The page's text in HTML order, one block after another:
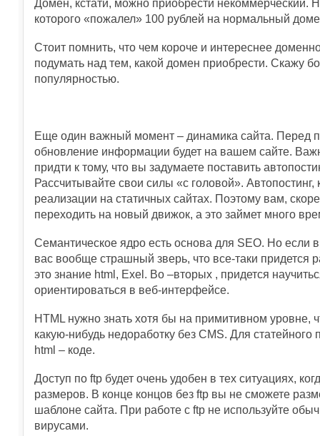
Домен, кстати, можно приобрести некоммерческий.
которого «пожалел» 100 рублей на нормальный
Стоит помнить, что чем короче и интереснее
подумать над тем, какой домен приобрести. Скажу
популярностью.
Еще один важный момент – динамика сайта. Перед
обновление информации будет на вашем сайте.
придти к тому, что вы задумаете поставить
Рассчитывайте свои силы «с головой».
реализации на статичных сайтах. Поэтому вам,
переходить на новый движок, а это займет много
Семантическое ядро есть основа для SEO. Но если
вас вообще страшный зверь, что все-таки
это знание html, Exel. Во –вторых , придется
ориентироваться в веб-интерфейсе.
HTML нужно знать хотя бы на примитивном уровне,
какую-нибудь недоработку без CMS. Для
html – коде.
Доступ по ftp будет очень удобен в тех ситуациях,
размеров. В конце концов без ftp вы не сможете
шаблоне сайта. При работе с ftp не используйте
вирусами.